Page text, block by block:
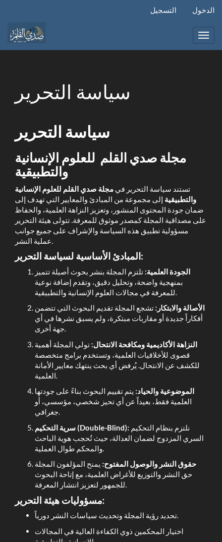
المحتوى
الرئيسي
التسجيل الدخول
سياسة التحرير
مجلة صدي القلم للعلوم الإنسانية
والتطبيقية
تستند سياسة التحرير في مجلة صدي القلم للعلوم الإنسانية
والتطبيقية إلى مجموعة من المبادئ والمعايير التي تهدف إلى
ضمان جودة المحتوى المنشور، وتعزيز النزاهة العلمية، والحفاظ
على مصداقية المجلة كمصدر موثوق للمعرفة. تتولى هيئة التحرير
مسؤولية تطبيق هذه السياسة والإشراف على جميع جوانب
المبادئ الأساسية لسياسة التحرير:
الجودة العلمية: تلتزم المجلة بنشر بحوث أصيلة تتميز
بمنهجية واضحة، وتحليل دقيق، وتقدم إضافة نوعية
الأصالة والابتكار: تشجع المجلة تقديم البحوث التي تتضمن
أفكاراً جديدة أو مقاربات مبتكرة، ولم يسبق نشرها في أي
جهة أخرى.
النزاهة الأكاديمية ومكافحة الانتحال: تولي المجلة أهمية
قصوى للأخلاقيات العلمية، وتستخدم برامج متخصصة
للكشف عن الانتحال. يُرفض أي بحث ينتهك معايير الأمانة
الموضوعية والحياد: يتم تقييم البحوث بناءً على جودتها
العلمية فقط، بعيداً عن أي تحيز شخصي، مؤسسي، أو
جغرافي.
سرية التحكيم (Double-Blind):
السري المزدوج لضمان العدالة، حيث تُحجب هوية الباحث
حقوق النشر والوصول المفتوح: يمنح المؤلفون المجلة
حق النشر والتوزيع للأغراض العلمية، مع إتاحة البحوث
للجمهور لتعزيز انتشار المعرفة.
مسؤوليات هيئة التحرير:
تحديد رؤية المجلة وتحديث سياسات النشر دورياً.
اختيار المحكمين ذوي الكفاءة العالية في المجالات